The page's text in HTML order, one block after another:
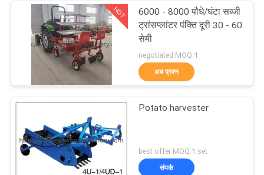
कारखाना
भ्रमण
गुणवत्ता
नियंत्रण
संपर्क
वुडवर्किंग थिकनेस मशीन
वुडवर्किंग एज बैंडिंग मशीन
HOT
6000 - 8000 पौधे/घंटा सब्जी
ट्रांसप्लांटर पंक्ति दूरी 30 - 60
सेमी
negotiated MOQ:1
अब प्रश्न
Potato harvester
best offer MOQ:1 set
संपर्क